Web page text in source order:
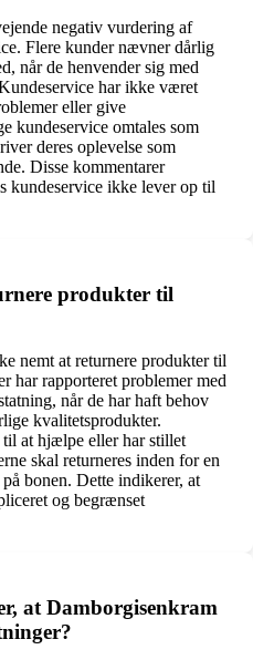
negativ vurdering af
Flere kunder nævner dårlig
når de henvender sig med
har ikke været
eller give
kundeservice omtales som
deres oplevelse som
Disse kommentarer
kundeservice ikke lever op til
produkter til
nemt at returnere produkter til
har rapporteret problemer med
når de har haft behov
kvalitetsprodukter.
at hjælpe eller har stillet
skal returneres inden for en
bonen. Dette indikerer, at
og begrænset
at Damborgisenkram